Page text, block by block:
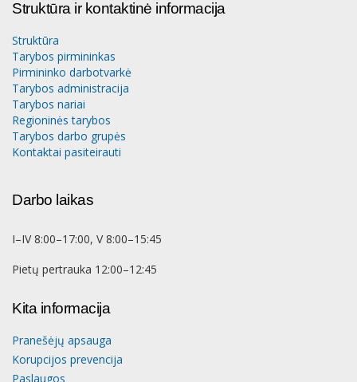
Struktūra ir kontaktinė informacija
Struktūra
Tarybos pirmininkas
Pirmininko darbotvarkė
Tarybos administracija
Tarybos nariai
Regioninės tarybos
Tarybos darbo grupės
Kontaktai pasiteirauti
Darbo laikas
I–IV 8:00–17:00, V 8:00–15:45
Pietų pertrauka 12:00–12:45
Kita informacija
Pranešėjų apsauga
Korupcijos prevencija
Paslaugos